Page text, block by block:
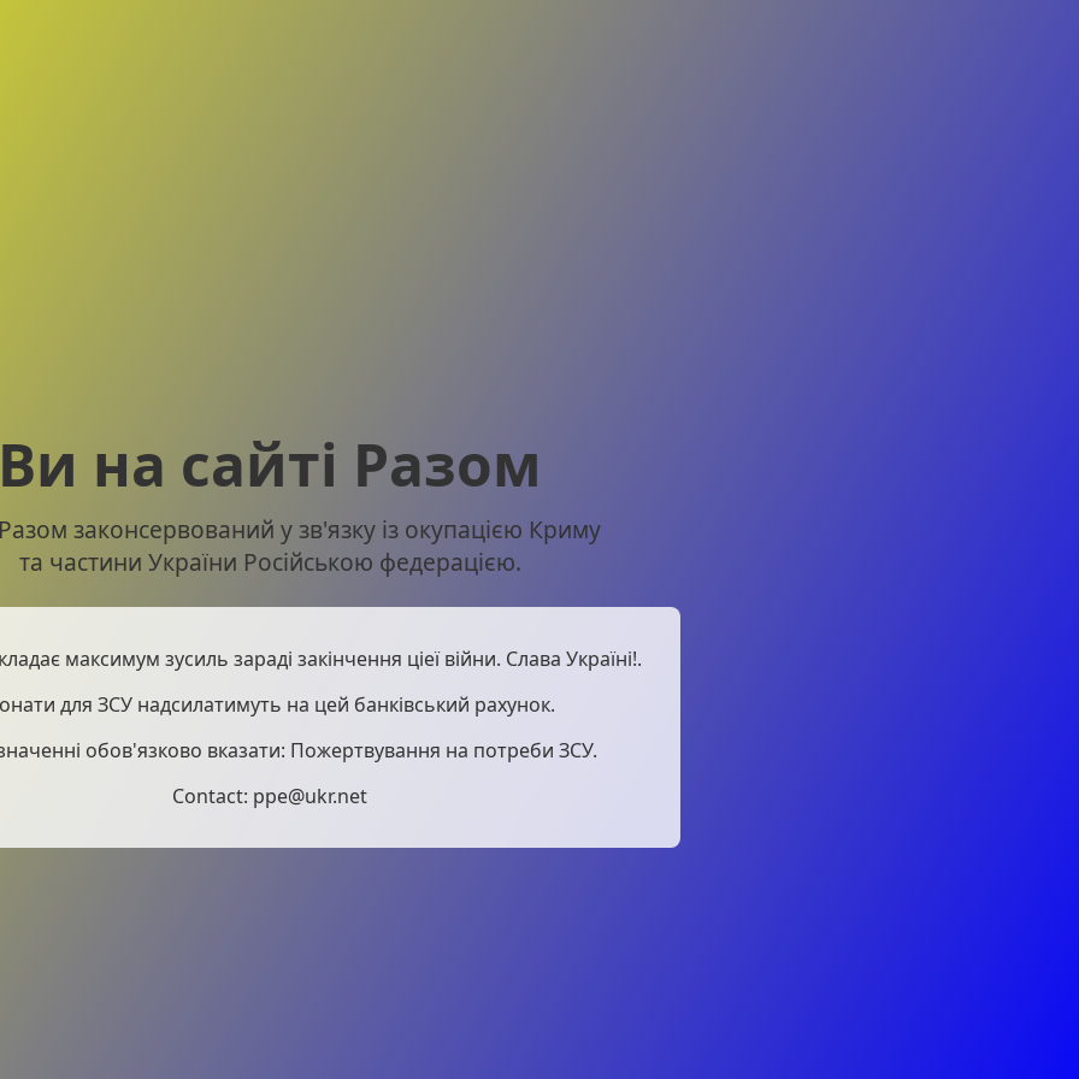
на сайті Разом
законсервований у зв'язку із окупацією Криму
та частини України Російською федерацією.
максимум зусиль зараді закінчення ціеї війни. Слава Україні!.
для ЗСУ надсилатимуть на цей банківський рахунок.
обов'язково вказати: Пожертвування на потреби ЗСУ.
Contact: ppe@ukr.net